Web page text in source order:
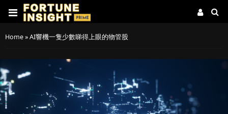
Home»AI響機一隻少數睇得上眼的物管股